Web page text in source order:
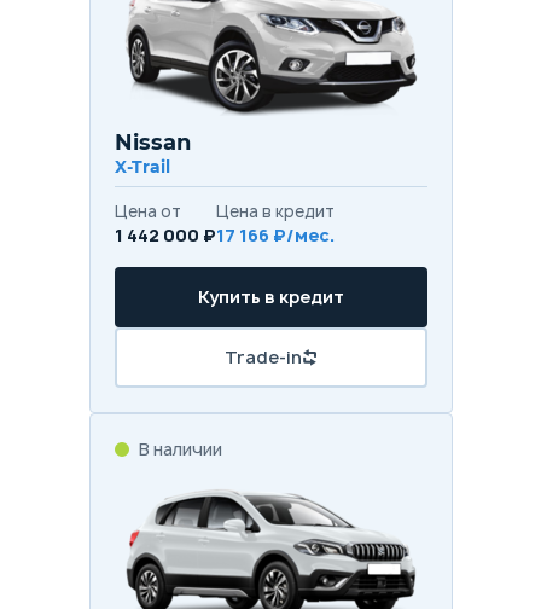
Nissan
X-Trail
Цена от
1 442 000 ₽
Цена в кредит
17 166 ₽/мес.
Купить в кредит
Trade-in
В наличии